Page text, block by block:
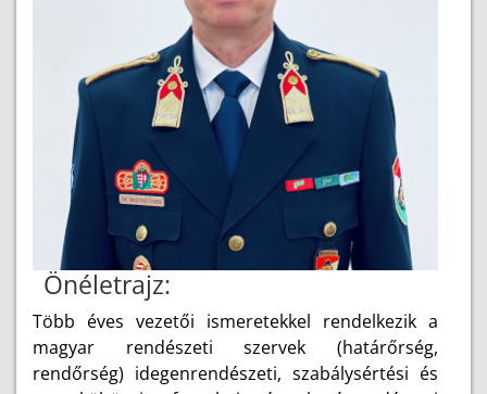
Önéletrajz:
Több éves vezetői ismeretekkel rendelkezik a
magyar rendészeti szervek (határőrség,
rendőrség) idegenrendészeti, szabálysértési és